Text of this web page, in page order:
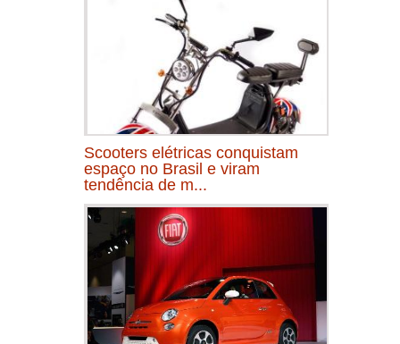
Scooters elétricas conquistam
espaço no Brasil e viram
tendência de m...